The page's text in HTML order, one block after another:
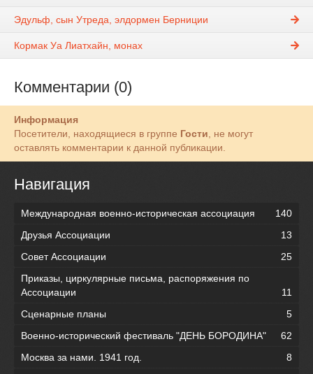
Эдульф, сын Утреда, элдормен Берниции
Кормак Уа Лиатхайн, монах
Комментарии (0)
Информация
Посетители, находящиеся в группе Гости , не могут
оставлять комментарии к данной публикации.
Навигация
Международная военно-историческая ассоциация
140
Друзья Ассоциации
13
Совет Ассоциации
25
Приказы, циркулярные письма, распоряжения по
Ассоциации
11
Сценарные планы
5
Военно-исторический фестиваль "ДЕНЬ БОРОДИНА"
62
Москва за нами. 1941 год.
8